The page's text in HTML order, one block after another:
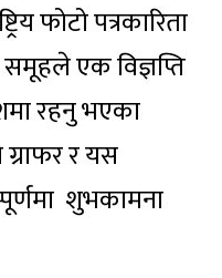
फोटो पत्रकारिता
समूहले एक विज्ञप्ति
रहनु भएका
ग्राफर र यस
शुभकामना